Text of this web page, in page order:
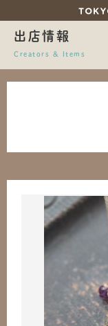
出店情報
Creators & Items